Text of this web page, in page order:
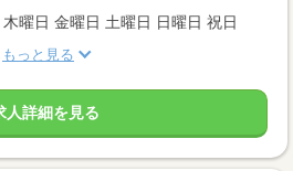
曜日 金曜日 土曜日 日曜日 祝日
もっと見る
人詳細を見る